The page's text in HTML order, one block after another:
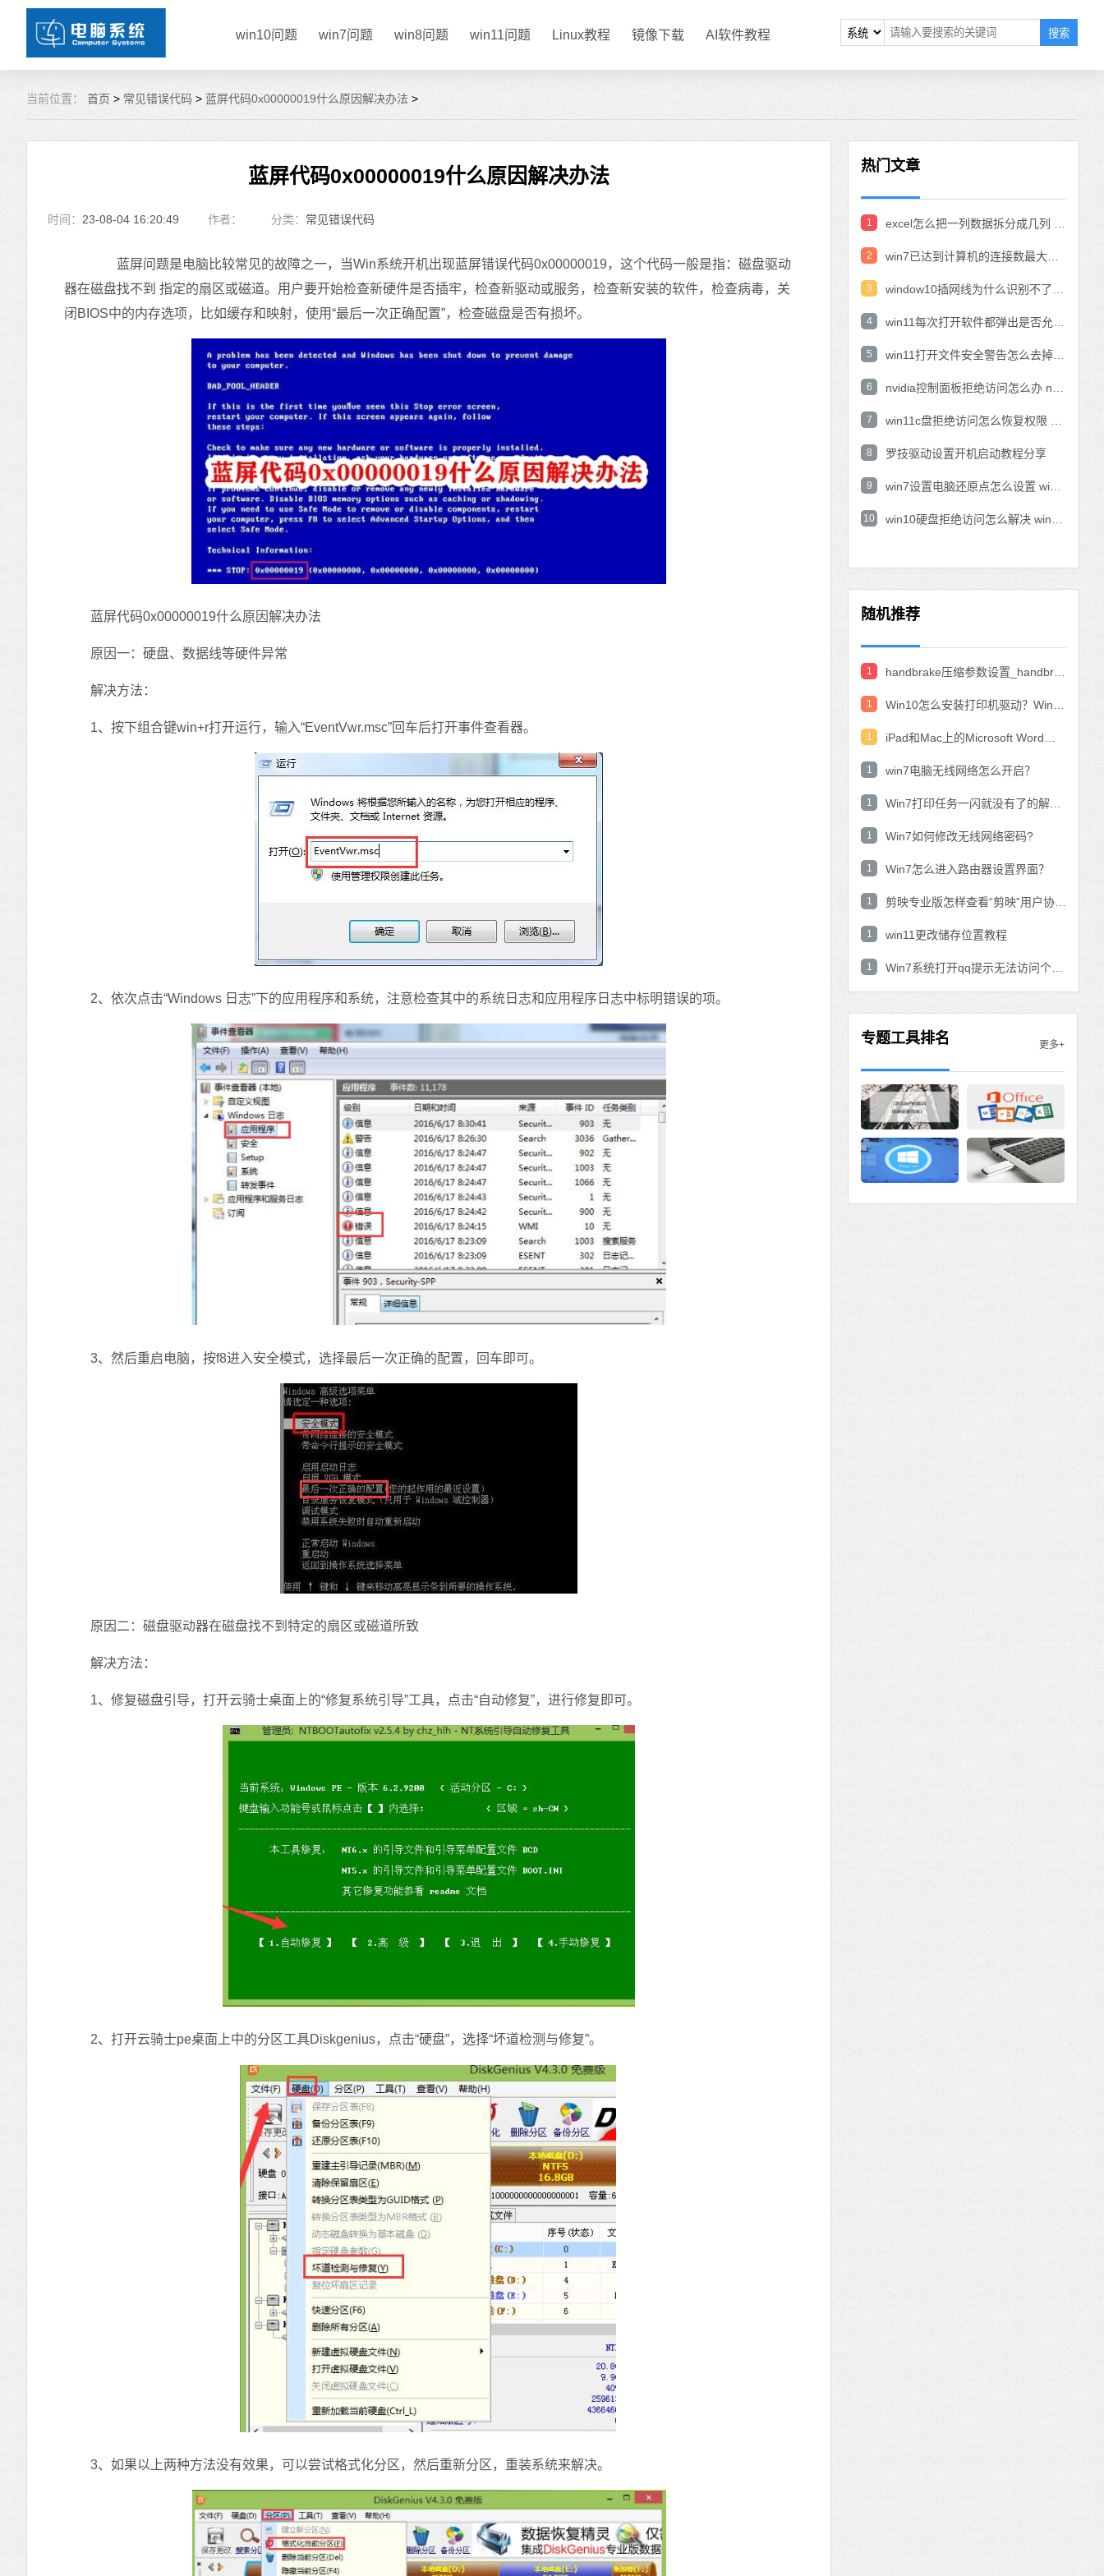
win10问题 win7问题 win8问题 win11问题 Linux教程 镜像下载 AI软件教程 搜索
当前位置： 首页 > 常见错误代码 > 蓝屏代码0x00000019什么原因解决办法 >
蓝屏代码0x00000019什么原因解决办法
时间： 23-08-04 16:20:49 作者： 分类： 常见错误代码
蓝屏问题是电脑比较常见的故障之一，当Win系统开机出现蓝屏错误代码0x00000019，这个代码一般是指：磁盘驱动
器在磁盘找不到 指定的扇区或磁道。用户要开始检查新硬件是否插牢，检查新驱动或服务，检查新安装的软件，检查病毒，关
闭BIOS中的内存选项，比如缓存和映射，使用“最后一次正确配置”，检查磁盘是否有损坏。
蓝屏代码0x00000019什么原因解决办法
原因一：硬盘、数据线等硬件异常
解决方法：
1、按下组合键win+r打开运行，输入“EventVwr.msc”回车后打开事件查看器。
2、依次点击“Windows 日志”下的应用程序和系统，注意检查其中的系统日志和应用程序日志中标明错误的项。
3、然后重启电脑，按f8进入安全模式，选择最后一次正确的配置，回车即可。
原因二：磁盘驱动器在磁盘找不到特定的扇区或磁道所致
解决方法：
1、修复磁盘引导，打开云骑士桌面上的“修复系统引导”工具，点击“自动修复”，进行修复即可。
2、打开云骑士pe桌面上中的分区工具Diskgenius，点击“硬盘”，选择“坏道检测与修复”。
3、如果以上两种方法没有效果，可以尝试格式化分区，然后重新分区，重装系统来解决。
热门文章
1
2
3
4
5
6
7
8 罗技驱动设置开机启动教程分享
9
10
随机推荐
1
1
1
1 win7电脑无线网络怎么开启？
1
1 Win7如何修改无线网络密码?
1 Win7怎么进入路由器设置界面？
1
1 win11更改储存位置教程
1
专题工具排名 更多+